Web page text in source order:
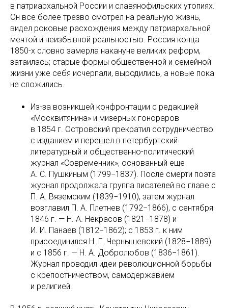
в патриархальной России и славянофильских утопиях.
Он все более трезво смотрел на реальную жизнь,
видел роковые расхождения между патриархальной
мечтой и неизбывной реальностью. Россия конца
1850-х словно замерла накануне великих реформ,
затаилась; старые формы общественной и семейной
жизни уже себя исчерпали, выродились, а новые пока
не сложились.
Из-за возникшей конфронтации с редакцией
«Москвитянина» и мизерных гонораров
в 1854 г. Островский прекратил сотрудничество
с изданием и перешел в петербургский
литературный и общественно-политический
журнал «Современник», основанный еще
А. С. Пушкиным (1799−1837). После смерти поэта
журнал продолжала группа писателей во главе с
П. А. Вяземским (1839−1910), затем журнал
возглавил П. А. Плетнев (1792−1866), с сентября
1846 г. — Н. А. Некрасов (1821−1878) и
И. И. Панаев (1812−1862); с 1853 г. к ним
присоединился Н. Г. Чернышевский (1828−1889)
и с 1856 г. — Н. А. Добролюбов (1836−1861).
Журнал проводил идеи революционной борьбы
с крепостничеством, самодержавием
и религией.